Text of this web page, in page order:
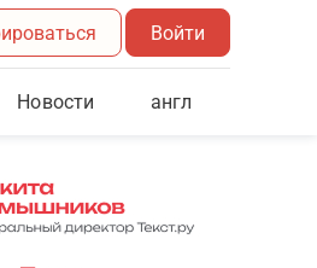
Войти
Новости англ